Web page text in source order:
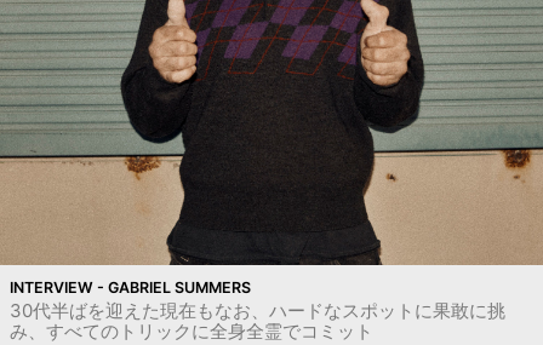
INTERVIEW - GABRIEL SUMMERS
30代半ばを迎えた現在もなお、ハードなスポットに果敢に挑
み、すべてのトリックに全身全霊でコミット